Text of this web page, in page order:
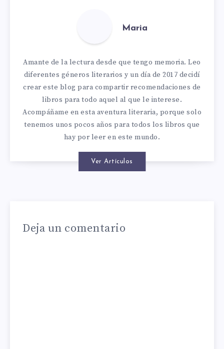
Maria
Amante de la lectura desde que tengo memoria. Leo
diferentes géneros literarios y un día de 2017 decidí
crear este blog para compartir recomendaciones de
libros para todo aquel al que le interese.
Acompáñame en esta aventura literaria, porque solo
tenemos unos pocos años para todos los libros que
hay por leer en este mundo.
Ver Artículos
Deja un comentario